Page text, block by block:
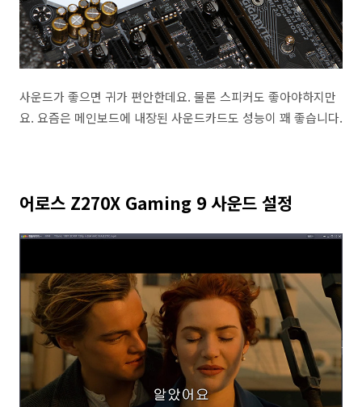
사운드가 좋으면 귀가 편안한데요. 물론 스피커도 좋아야하지만
요. 요즘은 메인보드에 내장된 사운드카드도 성능이 꽤 좋습니다.
어로스 Z270X Gaming 9 사운드 설정